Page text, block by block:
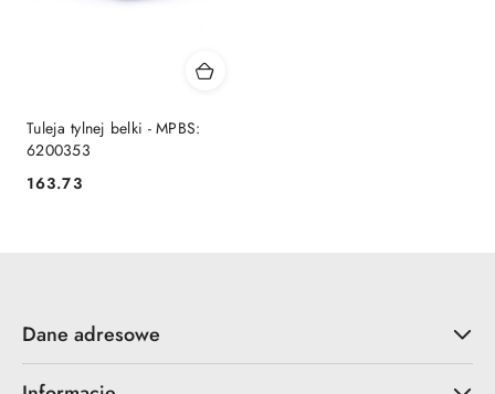
Tuleja tylnej belki - MPBS:
6200353
Cena:
163.73
Dane adresowe